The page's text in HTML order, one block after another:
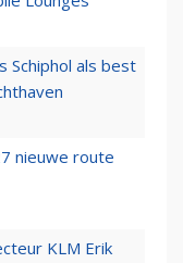
Schiphol als best
nieuwe route
KLM Erik